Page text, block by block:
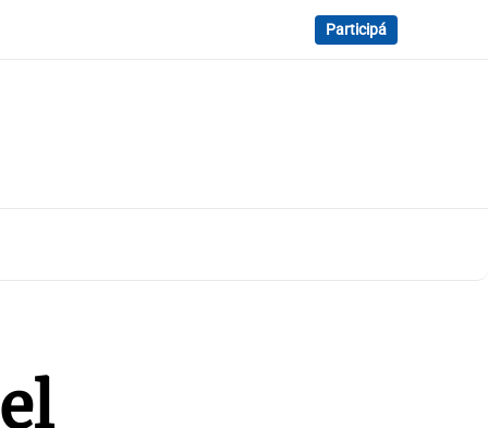
Participá